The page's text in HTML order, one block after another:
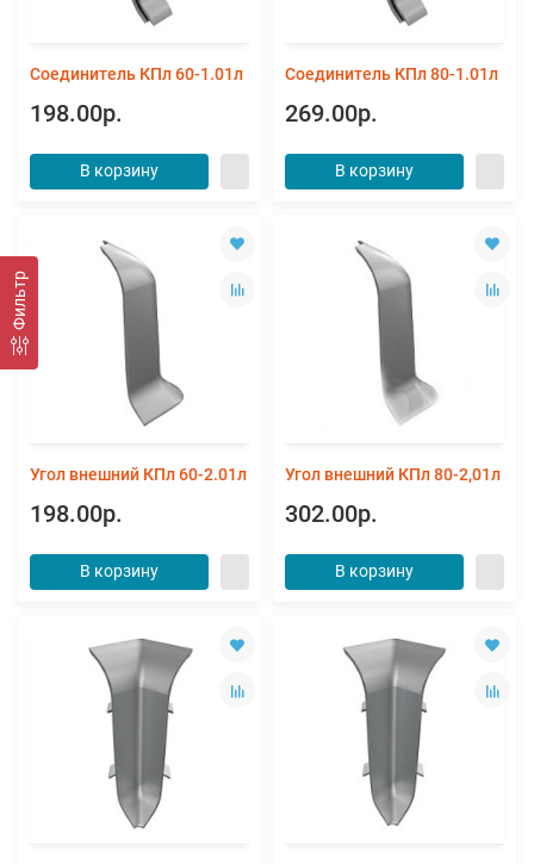
Фильтр
Соединитель КПл 60-1.01л
198.00р.
В корзину
Соединитель КПл 80-1.01л
269.00р.
В корзину
Угол внешний КПл 60-2.01л
198.00р.
В корзину
Угол внешний КПл 80-2,01л
302.00р.
В корзину